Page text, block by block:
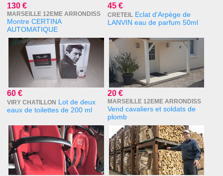
130 €
MARSEILLE 12EME ARRONDISS
Montre CERTINA
AUTOMATIQUE
45 €
CRETEIL Eclat d'Arpège de
LANVIN eau de parfum 50ml
60 €
VIRY CHATILLON Lot de deux
eaux de toilettes de 200 ml
20 €
MARSEILLE 12EME ARRONDISS
Vend cavaliers et soldats de
plomb